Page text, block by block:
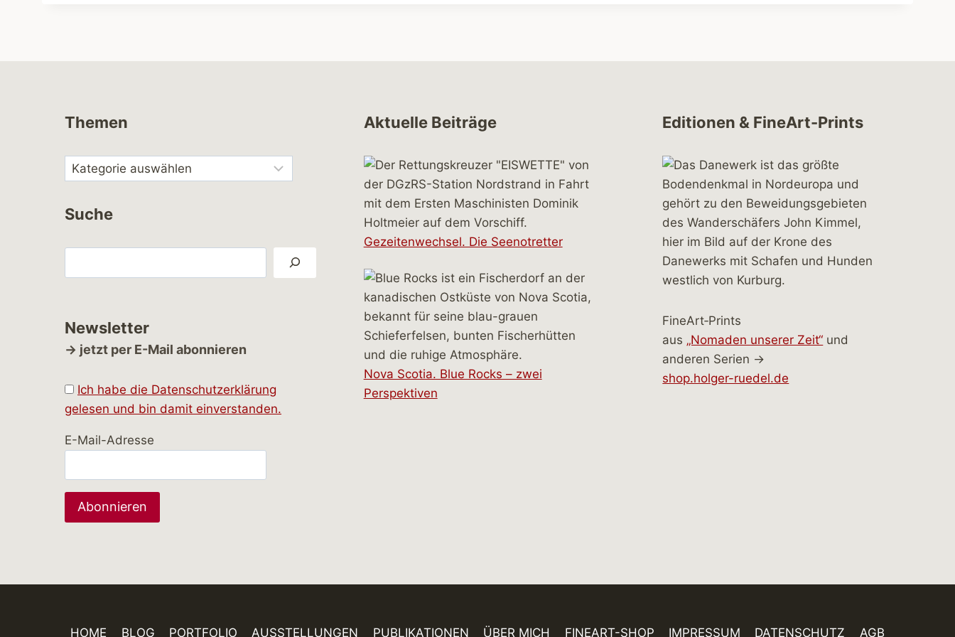
Themen
Suche
Newsletter
→ jetzt per E-Mail abonnieren
Ich habe die Datenschutzerklärung
gelesen und bin damit einverstanden.
E-Mail-Adresse
Aktuelle Beiträge
Gezeitenwechsel. Die Seenotretter
Nova Scotia. Blue Rocks – zwei
Perspektiven
Editionen & FineArt-Prints
FineArt‑Prints
aus „Nomaden unserer Zeit“ und
anderen Serien →
shop.holger-ruedel.de
HOME BLOG PORTFOLIO AUSSTELLUNGEN PUBLIKATIONEN ÜBER MICH FINEART-SHOP IMPRESSUM DATENSCHUTZ AGB